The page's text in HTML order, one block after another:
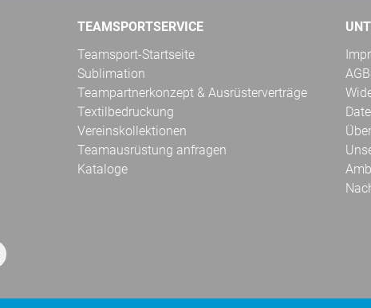
TEAMSPORTSERVICE
Teamsport-Startseite
Sublimation
Teampartnerkonzept & Ausrüsterverträge
Textilbedruckung
Vereinskollektionen
Teamausrüstung anfragen
Kataloge
AGB